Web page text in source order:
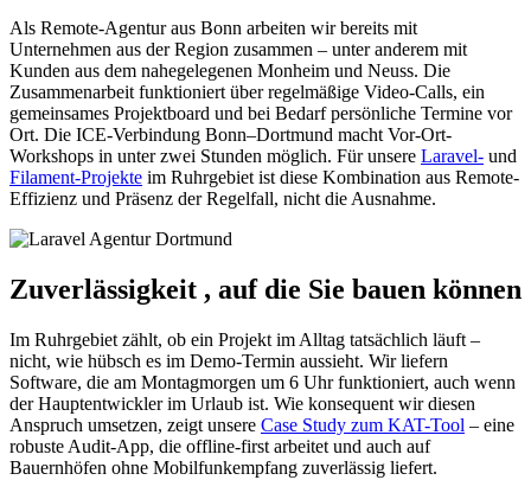
Als Remote-Agentur aus Bonn arbeiten wir bereits mit
Unternehmen aus der Region zusammen – unter anderem mit
Kunden aus dem nahegelegenen Monheim und Neuss. Die
Zusammenarbeit funktioniert über regelmäßige Video-Calls, ein
gemeinsames Projektboard und bei Bedarf persönliche Termine vor
Ort. Die ICE-Verbindung Bonn–Dortmund macht Vor-Ort-
Workshops in unter zwei Stunden möglich. Für unsere Laravel- und
Filament-Projekte im Ruhrgebiet ist diese Kombination aus Remote-
Effizienz und Präsenz der Regelfall, nicht die Ausnahme.
Zuverlässigkeit , auf die Sie bauen können
Im Ruhrgebiet zählt, ob ein Projekt im Alltag tatsächlich läuft –
nicht, wie hübsch es im Demo-Termin aussieht. Wir liefern
Software, die am Montagmorgen um 6 Uhr funktioniert, auch wenn
der Hauptentwickler im Urlaub ist. Wie konsequent wir diesen
Anspruch umsetzen, zeigt unsere Case Study zum KAT-Tool – eine
robuste Audit-App, die offline-first arbeitet und auch auf
Bauernhöfen ohne Mobilfunkempfang zuverlässig liefert.